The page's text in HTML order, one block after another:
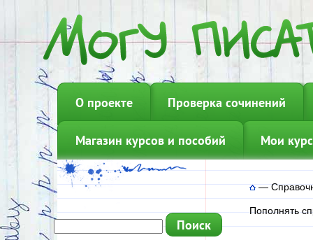
О проекте Проверка сочинений
Магазин курсов и пособий Мои
—
Пополнять